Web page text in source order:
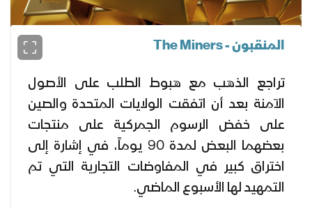
المنقبون - The Miners
تراجع الذهب مع هبوط الطلب على الأصول
الآمنة بعد أن اتفقت الولايات المتحدة والصين
على خفض الرسوم الجمركية على منتجات
بعضهما البعض لمدة 90 يوماً، في إشارة إلى
اختراق كبير في المفاوضات التجارية التي تم
التمهيد لها الأسبوع الماضي.